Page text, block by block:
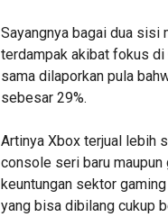
Sayangnya bagai dua
terdampak akibat fokus
sama dilaporkan pula
sebesar 29%.
Artinya Xbox terjual lebih
console seri baru
keuntungan sektor
yang bisa dibilang cukup